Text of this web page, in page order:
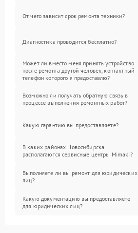
От чего зависит срок ремонта техники?
Диагностика проводится бесплатно?
Может ли вместо меня принять устройство
после ремонта другой человек, контактный
телефон которого я предоставлю?
Возможно ли получать обратную связь в
процессе выполнения ремонтных работ?
Какую гарантию вы предоставляете?
В каких районах Новосибирска
располагаются сервисные центры Mimaki?
Выполняете ли вы ремонт для юридических
лиц?
Какую документацию вы предоставляете
для юридических лиц?